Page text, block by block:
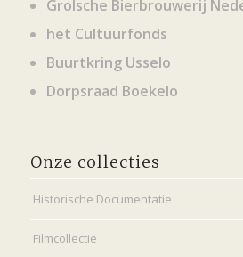
Grolsche Bierbrouwerij
het Cultuurfonds
Buurtkring Usselo
Dorpsraad Boekelo
Onze collecties
Historische Documentatie
Filmcollectie